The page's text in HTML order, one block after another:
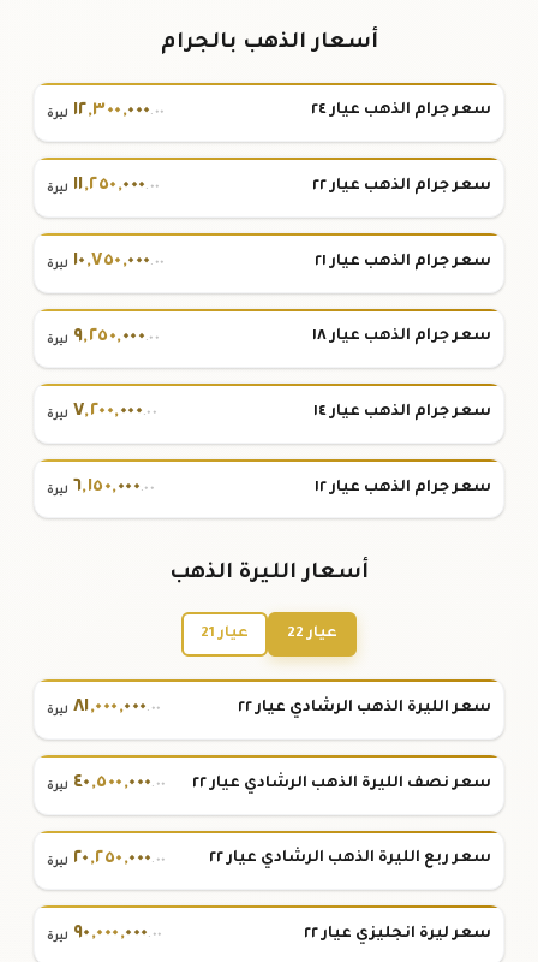
أسعار الذهب بالجرام
سعر جرام الذهب عيار ٢٤ ١٢,٣٠٠,٠٠٠.٠٠ ليرة
سعر جرام الذهب عيار ٢٢ ١١,٢٥٠,٠٠٠.٠٠ ليرة
سعر جرام الذهب عيار ٢١ ١٠,٧٥٠,٠٠٠.٠٠ ليرة
سعر جرام الذهب عيار ١٨ ٩,٢٥٠,٠٠٠.٠٠ ليرة
سعر جرام الذهب عيار ١٤ ٧,٢٠٠,٠٠٠.٠٠ ليرة
سعر جرام الذهب عيار ١٢ ٦,١٥٠,٠٠٠.٠٠ ليرة
أسعار الليرة الذهب
عيار 22 عيار 21
سعر الليرة الذهب الرشادي عيار ٢٢ ٨١,٠٠٠,٠٠٠.٠٠ ليرة
سعر نصف الليرة الذهب الرشادي عيار ٢٢ ٤٠,٥٠٠,٠٠٠.٠٠ ليرة
سعر ربع الليرة الذهب الرشادي عيار ٢٢ ٢٠,٢٥٠,٠٠٠.٠٠ ليرة
سعر ليرة انجليزي عيار ٢٢ ٩٠,٠٠٠,٠٠٠.٠٠ ليرة